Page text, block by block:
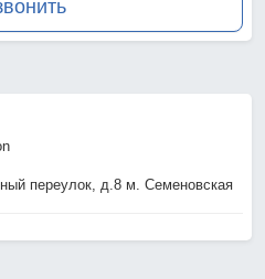
переулок, д.8 м. Семеновская